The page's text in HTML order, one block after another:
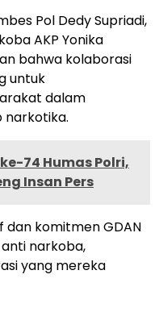
Pol Dedy Supriadi,
AKP Yonika
bahwa kolaborasi
untuk
dalam
narkotika.
74 Humas Polri,
Insan Pers
dan komitmen GDAN
narkoba,
yang mereka